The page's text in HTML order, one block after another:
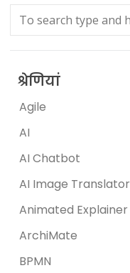
श्रेणियां
Agile
AI
AI Chatbot
AI Image Translator
Animated Explainer
ArchiMate
BPMN